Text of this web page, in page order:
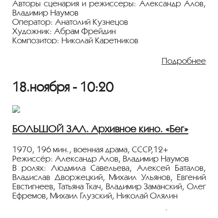
Демьяненко.
Показ пройдёт с плёнки 35 мм из коллекции
Госфильмофонда России.
Авторы сценария и режиссеры: Александр Алов,
Владимир Наумов
Оператор: Анатолий Кузнецов
Художник: Абрам Фрейдин
Композитор: Николай Каретников
В ролях: Андрей Попов, Валерий Слапогузов, Глеб
Маструков, Иван Рыжов, Геннадий Юхтин.
По новеллам Альберта Мальца.
Действие происходит во времена Великой
депрессии. В первой из новелл, «Игра»,
доведенный до отчаяния безработный учит
Герою второй, саркастически названной «Самый
счастливый человек на свете», несказанно
«повезло»: в годы экономического кризиса он
сумел добиться смертельно опасной работы
перевозчика нитроглицерина. Герои третьей
новеллы – «Воскресенье в джунглях» – городские
Подробнее
18.ноября - 10:20
БОЛЬШОЙ ЗАЛ. Архивное кино. «Бег»
1970, 196 мин., военная драма, СССР,12+
Режиссёр: Александр Алов, Владимир Наумов
В ролях: Людмила Савельева, Алексей Баталов,
Владислав Дворжецкий, Михаил Ульянов, Евгений
Евстигнеев, Татьяна Ткач, Владимир Заманский, Олег
Ефремов, Михаил Глузский, Николай Олялин
Двадцатый год. Гражданская война близится к